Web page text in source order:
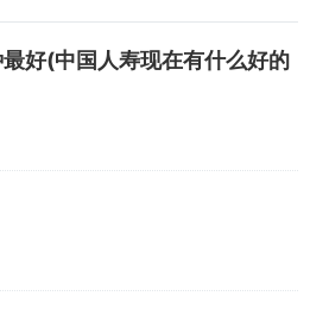
好(中国人寿现在有什么好的